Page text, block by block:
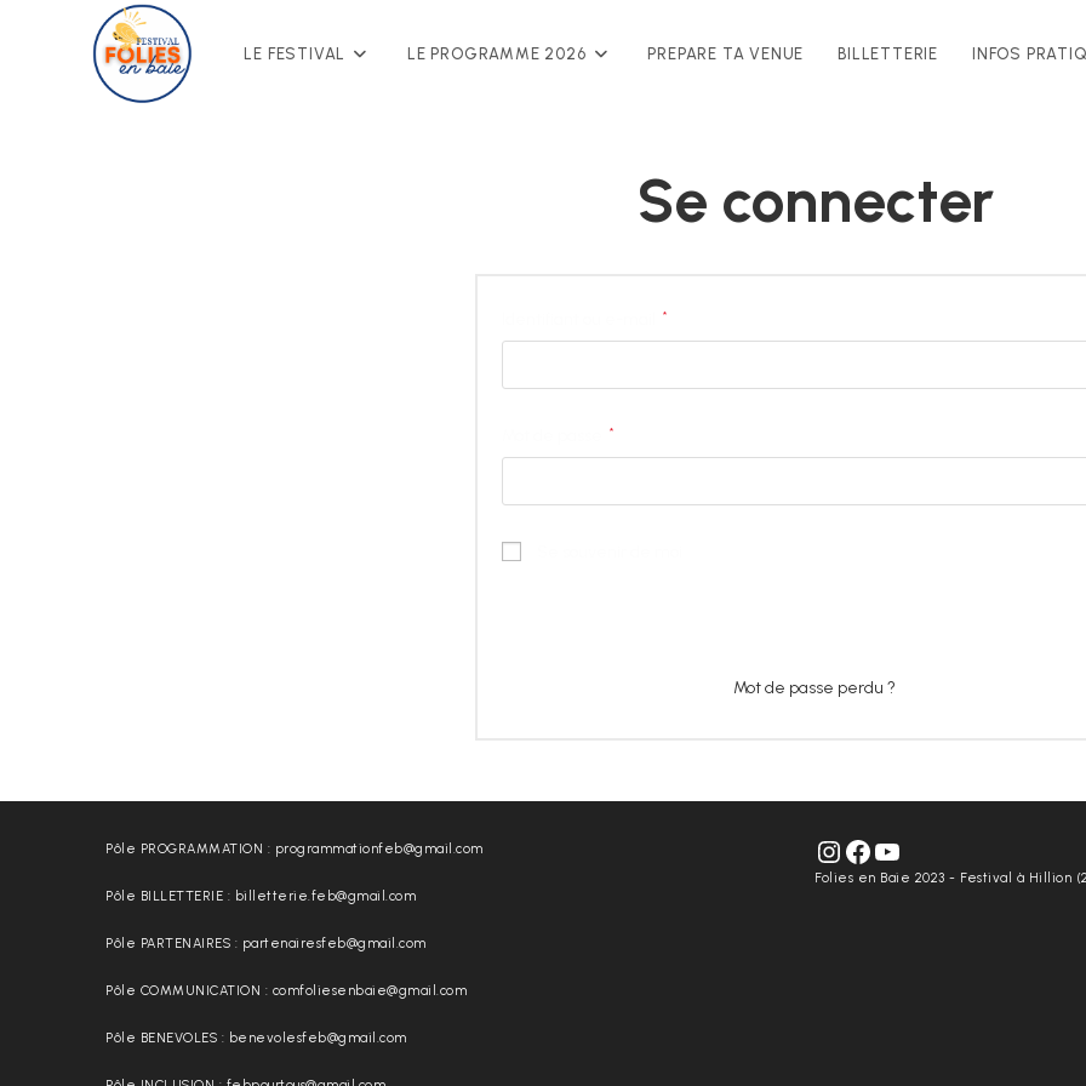
LE FESTIVAL LE PROGRAMME 2026 PREPARE TA VENUE BILLETTERIE INFOS
Se connecter
*Obligatoire
*Obligatoire
Mot de passe perdu ?
Pôle PROGRAMMATION : programmationfeb@gmail.com
Pôle BILLETTERIE : billetterie.feb@gmail.com
Pôle PARTENAIRES : partenairesfeb@gmail.com
Pôle COMMUNICATION : comfoliesenbaie@gmail.com
Pôle BENEVOLES : benevolesfeb@gmail.com
FOLIES EN BAIE - Instagram FOLIES EN BAIE - Facebook FOLIES EN BAIE - Youtube
Folies en Baie 2023 - Festival à Hillion